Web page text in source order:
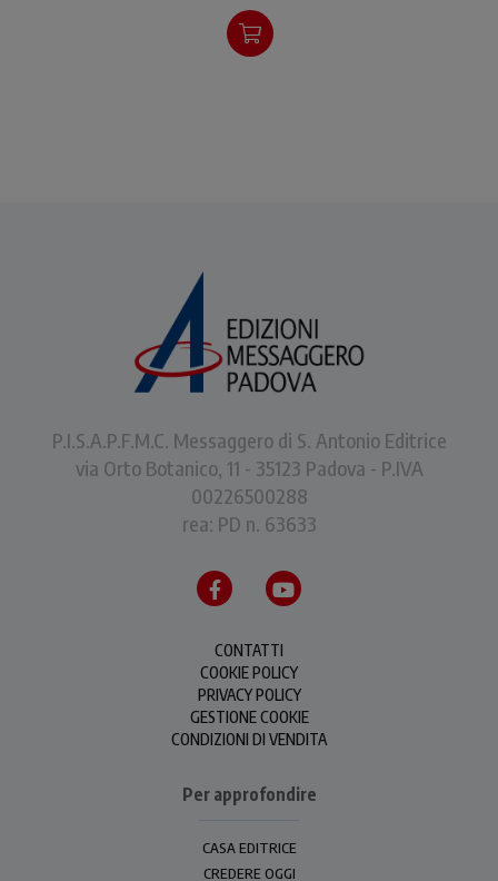
P.I.S.A.P.F.M.C. Messaggero di S. Antonio Editrice
via Orto Botanico, 11 - 35123 Padova - P.IVA
00226500288
rea: PD n. 63633
CONTATTI
COOKIE POLICY
PRIVACY POLICY
GESTIONE COOKIE
CONDIZIONI DI VENDITA
Per approfondire
CASA EDITRICE
CREDERE OGGI